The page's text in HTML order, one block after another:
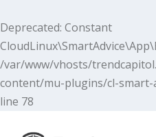
Deprecated: Constant
/var/www/vhosts/
content/mu-plugins/cl-smart-
line 78